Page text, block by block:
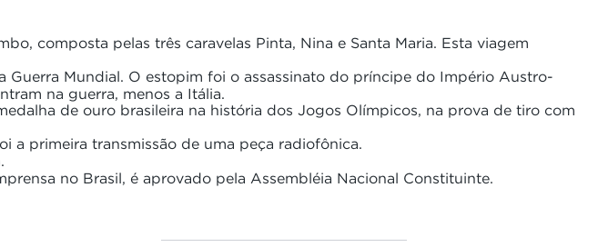
composta pelas três caravelas Pinta, Nina e Santa Maria. Esta viagem
Guerra Mundial. O estopim foi o assassinato do príncipe do Império Austro-
na guerra, menos a Itália.
de ouro brasileira na história dos Jogos Olímpicos, na prova de tiro com
a primeira transmissão de uma peça radiofônica.
no Brasil, é aprovado pela Assembléia Nacional Constituinte.